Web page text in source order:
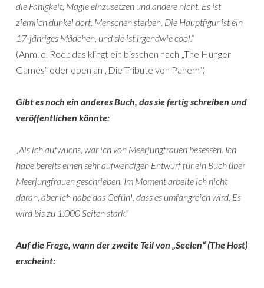
die Fähigkeit, Magie einzusetzen und andere nicht. Es ist
ziemlich dunkel dort. Menschen sterben. Die Hauptfigur ist ein
17-jähriges Mädchen, und sie ist irgendwie cool.“
(Anm. d. Red.: das klingt ein bisschen nach „The Hunger
Games“ oder eben an „Die Tribute von Panem“)
Gibt es noch ein anderes Buch, das sie fertig schreiben und
veröffentlichen könnte:
„Als ich aufwuchs, war ich von Meerjungfrauen besessen. Ich
habe bereits einen sehr aufwendigen Entwurf für ein Buch über
Meerjungfrauen geschrieben. Im Moment arbeite ich nicht
daran, aber ich habe das Gefühl, dass es umfangreich wird. Es
wird bis zu 1.000 Seiten stark.“
Auf die Frage, wann der zweite Teil von „Seelen“ (The Host)
erscheint: